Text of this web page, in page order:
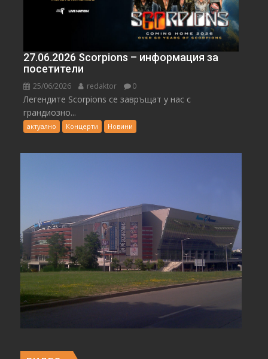
27.06.2026 Scorpions – информация за
посетители
25/06/2026 redaktor 0
Легендите Scorpions се завръщат у нас с
грандиозно...
актуално Концерти Новини